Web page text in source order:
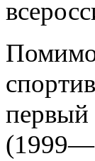
Помимо
первый